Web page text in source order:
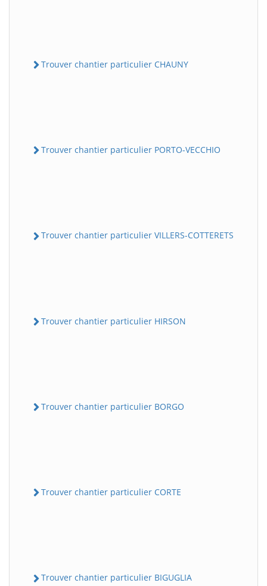
Trouver chantier particulier CHAUNY
Trouver chantier particulier PORTO-VECCHIO
Trouver chantier particulier VILLERS-COTTERETS
Trouver chantier particulier HIRSON
Trouver chantier particulier BORGO
Trouver chantier particulier CORTE
Trouver chantier particulier BIGUGLIA